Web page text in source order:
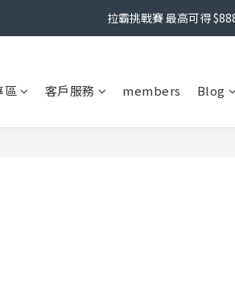
拉霸挑戰賽 最高可得
區 客戶服務 members Blog